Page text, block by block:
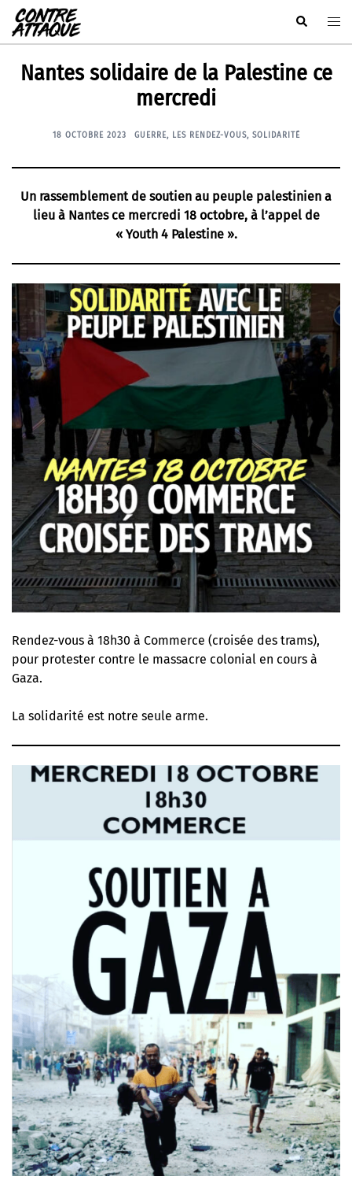
Aller
au
contenu
Rechercher
Nantes solidaire de la Palestine ce
mercredi
18 OCTOBRE 2023 GUERRE, LES RENDEZ-VOUS, SOLIDARITÉ
Un rassemblement de soutien au peuple palestinien a
lieu à Nantes ce mercredi 18 octobre, à l’appel de
« Youth 4 Palestine ».
Rendez-vous à 18h30 à Commerce (croisée des trams),
pour protester contre le massacre colonial en cours à
Gaza.
La solidarité est notre seule arme.